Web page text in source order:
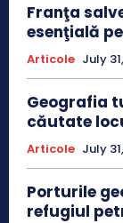
Franţa
esenţială
Articole July
Geografia
căutate
Articole July
Porturile
refugiul